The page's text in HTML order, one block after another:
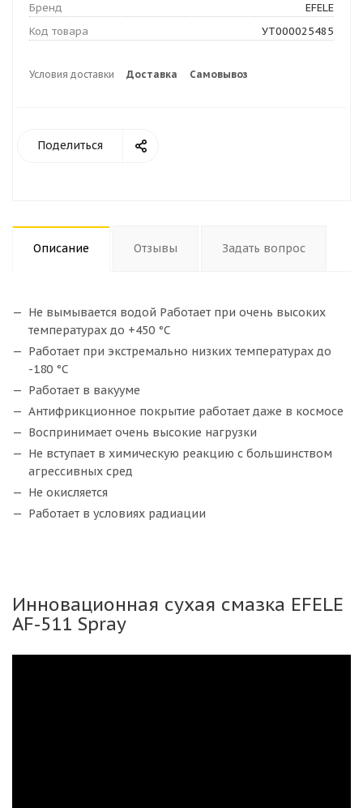
Бренд
EFELE
Код товара
УТ000025485
Условия доставки Доставка Самовывоз
Поделиться
Описание Отзывы Задать вопрос
Не вымывается водой Работает при очень высоких
температурах до +450 °С
Работает при экстремально низких температурах до
-180 °С
Работает в вакууме
Антифрикционное покрытие работает даже в космосе
Воспринимает очень высокие нагрузки
Не вступает в химическую реакцию с большинством
агрессивных сред
Не окисляется
Работает в условиях радиации
Инновационная сухая смазка EFELE
AF-511 Spray